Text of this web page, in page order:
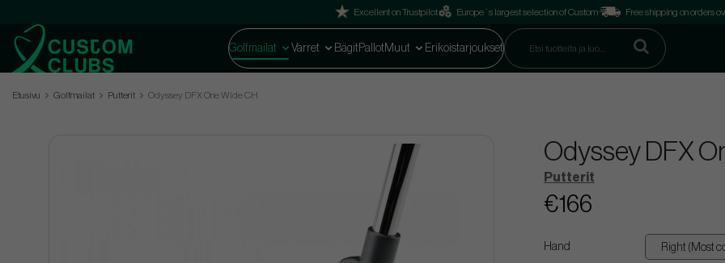
Excellent on Trustpilot Europe´s largest selection of Custom Free shipping on orders
Golfmailat Varret Bägit Pallot Muut Erikoistarjoukset
Etusivu Golfmailat Putterit Odyssey DFX One Wide CH
Odyssey DFX
Putterit
€166
Hand